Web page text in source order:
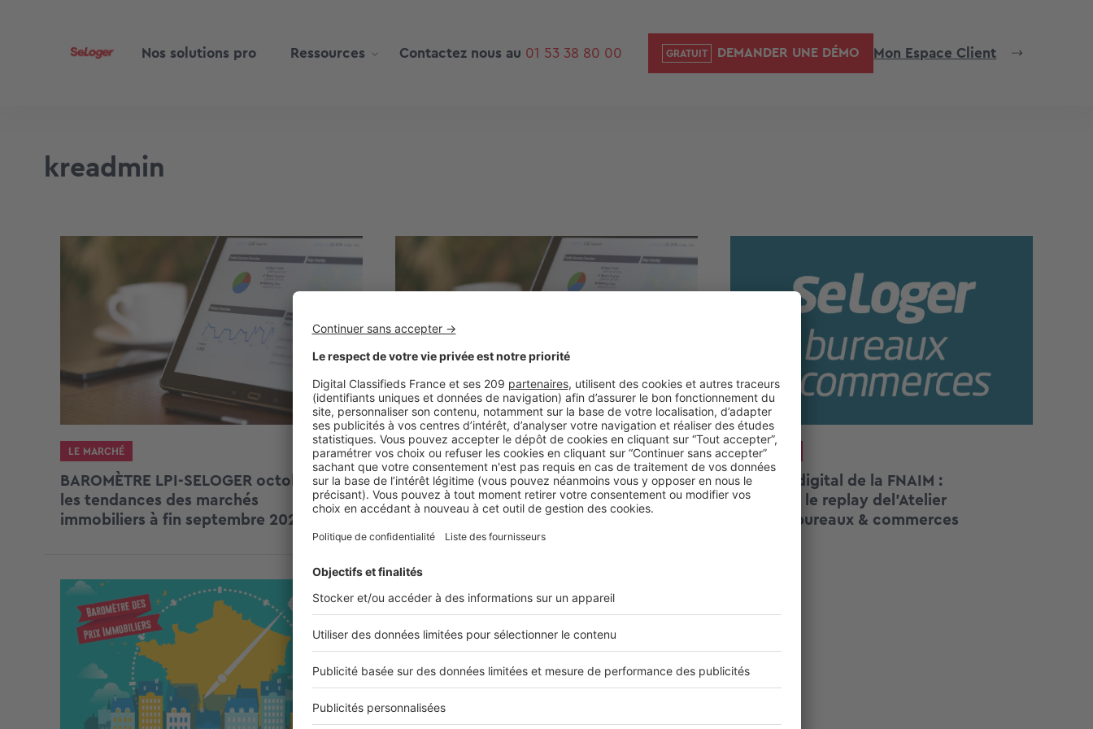
Nos solutions pro Ressources Contactez nous au 01 53 38 80 00 DEMANDER UNE DÉMO Mon Espace Client
kreadmin
LE MARCHÉ
BAROMÈTRE LPI-SELOGER octobre :
les tendances des marchés
immobiliers à fin septembre 2021
LE MARCHÉ
BAROMÈTRE LPI-SELOGER septembre
: les tendances des marchés
immobiliers à fin août 2021
LE MARCHÉ
Congrès digital de la FNAIM :
retrouvez le replay del’Atelier
SeLoger bureaux & commerces